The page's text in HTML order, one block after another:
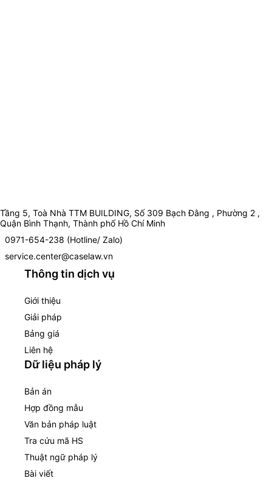
Tầng 5, Toà Nhà TTM BUILDING, Số 309 Bạch Đằng , Phường 2 ,
Quận Bình Thạnh, Thành phố Hồ Chí Minh
0971-654-238 (Hotline/ Zalo)
service.center@caselaw.vn
Thông tin dịch vụ
Giới thiệu
Giải pháp
Bảng giá
Liên hệ
Dữ liệu pháp lý
Bản án
Hợp đồng mẫu
Văn bản pháp luật
Tra cứu mã HS
Thuật ngữ pháp lý
Bài viết